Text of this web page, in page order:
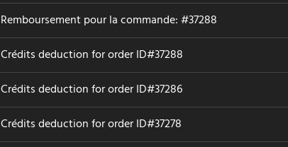
Remboursement pour la commande: #37288
Crédits deduction for order ID#37288
Crédits deduction for order ID#37286
Crédits deduction for order ID#37278